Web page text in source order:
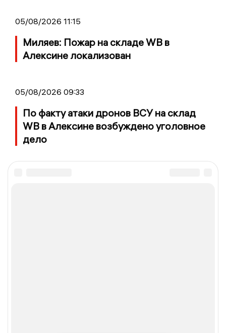
05/08/2026 11:15
Миляев: Пожар на складе WB в
Алексине локализован
05/08/2026 09:33
По факту атаки дронов ВСУ на склад
WB в Алексине возбуждено уголовное
дело